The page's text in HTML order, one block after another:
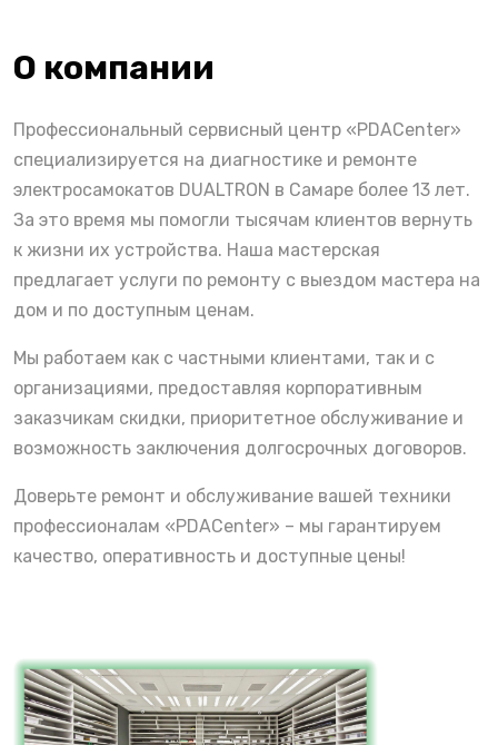
О компании
Профессиональный сервисный центр «PDACenter»
специализируется на диагностике и ремонте
электросамокатов DUALTRON в Самаре более 13 лет.
За это время мы помогли тысячам клиентов вернуть
к жизни их устройства. Наша мастерская
предлагает услуги по ремонту с выездом мастера на
дом и по доступным ценам.
Мы работаем как с частными клиентами, так и с
организациями, предоставляя корпоративным
заказчикам скидки, приоритетное обслуживание и
возможность заключения долгосрочных договоров.
Доверьте ремонт и обслуживание вашей техники
профессионалам «PDACenter» – мы гарантируем
качество, оперативность и доступные цены!